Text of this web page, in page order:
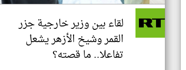
لقاء بين وزير خارجية جزر
القمر وشيخ الأزهر يشعل
تفاعلا.. ما قصته؟